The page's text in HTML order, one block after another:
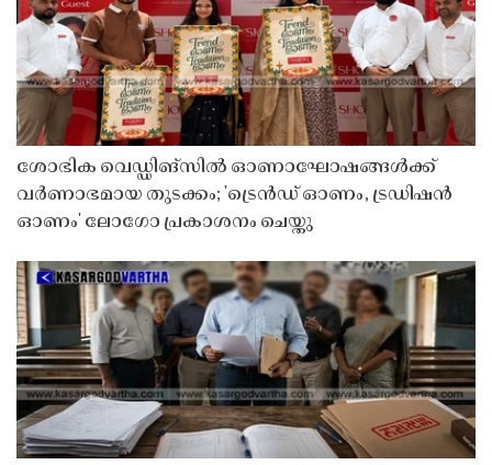
ശോഭിക വെഡ്ഡിങ്സിൽ ഓണാഘോഷങ്ങൾക്ക്
വർണാഭമായ തുടക്കം; 'ട്രെൻഡ് ഓണം, ട്രഡിഷൻ
ഓണം' ലോഗോ പ്രകാശനം ചെയ്തു